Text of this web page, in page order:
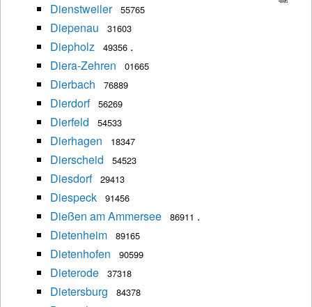
Dienstweiler 55765
Diepenau 31603
Diepholz 49356 .
Diera-Zehren
01665
Dierbach 76889
Dierdorf 56269
Dierfeld 54533
Dierhagen 18347
Dierscheid 54523
Diesdorf 29413
Diespeck 91456
Dießen am Ammersee 86911 .
Dietenheim
89165
Dietenhofen 90599
Dieterode 37318
Dietersburg 84378